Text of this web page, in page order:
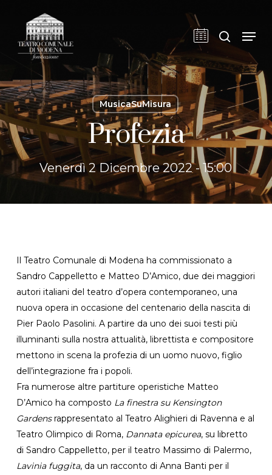
main
content
MusicaSuMisura
Profezia
Venerdì 2 Dicembre 2022 - 15:00
Il Teatro Comunale di Modena ha commissionato a
Sandro Cappelletto e Matteo D’Amico, due dei maggiori
autori italiani del teatro d’opera contemporaneo, una
nuova opera in occasione del centenario della nascita di
Pier Paolo Pasolini. A partire da uno dei suoi testi più
illuminanti sulla nostra attualità, librettista e compositore
mettono in scena la profezia di un uomo nuovo, figlio
dell’integrazione fra i popoli.
Fra numerose altre partiture operistiche Matteo
D’Amico ha composto La finestra su Kensington
Gardensrappresentato al Teatro Alighieri di Ravenna e al
Teatro Olimpico di Roma, Dannata epicurea, su libretto
di Sandro Cappelletto, per il teatro Massimo di Palermo,
Lavinia fuggita, da un racconto di Anna Banti per il